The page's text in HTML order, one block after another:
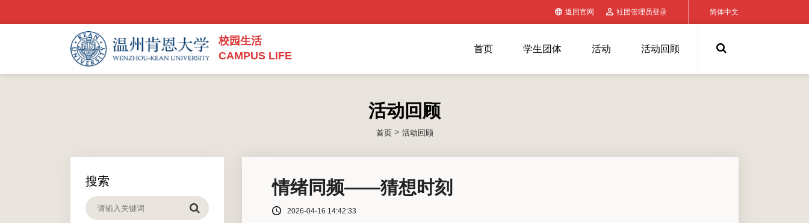
返回官网 社团管理员登录 简体中文
校园生活
CAMPUS LIFE
首页 学生团体 活动 活动回顾
活动回顾
首页> 活动回顾
情绪同频——猜想时刻
2026-04-16 14:42:33
搜索